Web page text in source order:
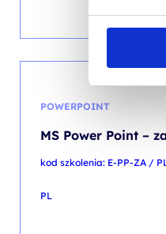
POWERPOINT
MS Power Point –
kod szkolenia: E-PP-ZA /
PL